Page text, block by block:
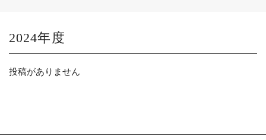
2024
投稿がありません